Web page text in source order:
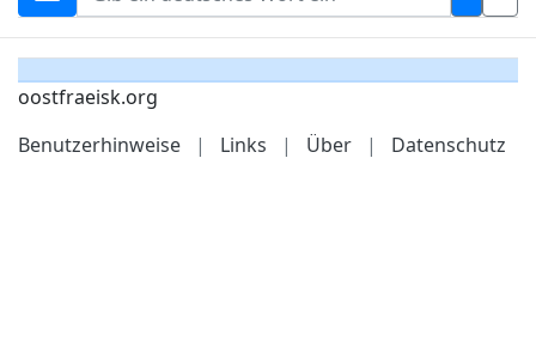
oostfraeisk.org
Benutzerhinweise
| Links | Über | Datenschutz